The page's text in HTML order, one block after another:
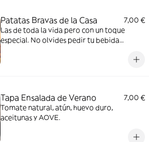
Patatas Bravas de la Casa
7,00 €
Las de toda la vida pero con un toque
especial. No olvides pedir tu bebida
Tapa Ensalada de Verano
7,00 €
Tomate natural, atún, huevo duro,
aceitunas y AOVE.